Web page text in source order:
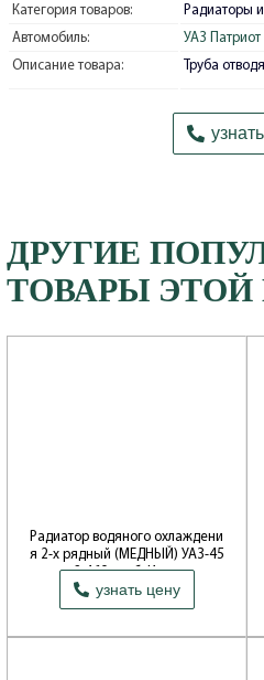
Категория товаров:
Радиаторы
Автомобиль:
УАЗ Патриот
Описание товара:
Труба
ДРУГИЕ
ТОВАРЫ ЭТОЙ
Радиатор водяного охлаждени
я 2-х рядный (МЕДНЫЙ) УАЗ-45
2,469 карб. Иран
Производитель: Компания "СТАМОС"
узнать цену